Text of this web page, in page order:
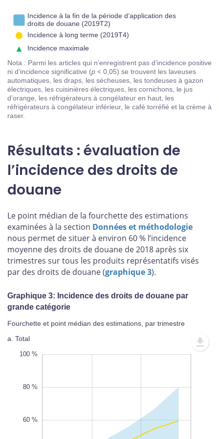
Incidence à la fin de la période d’application des
droits de douane (2019T2)
Incidence à long terme (2019T4)
Incidence maximale
Nota : Parmi les articles qui n’enregistrent pas d’incidence positive
ni d’incidence significative (p < 0,05) se trouvent les laveuses
automatiques, les draps, les sécheuses, les tondeuses à gazon
électriques, les cuisinières électriques, les cornichons, le jus
d’orange, les réfrigérateurs à congélateur en haut, les
réfrigérateurs à congélateur inférieur, le café torréfié et la crème à
raser.
Résultats : évaluation de
l’incidence des droits de
douane
Le point médian de la fourchette des estimations
examinées à la section Données et méthodologie
nous permet de situer à environ 60 % l’incidence
moyenne des droits de douane de 2018 après six
trimestres sur tous les produits représentatifs visés
par des droits de douane (graphique 3).
Graphique 3: Incidence des droits de douane par
grande catégorie
Fourchette et point médian des estimations, par trimestre
a. Total
100 %
80 %
60 %